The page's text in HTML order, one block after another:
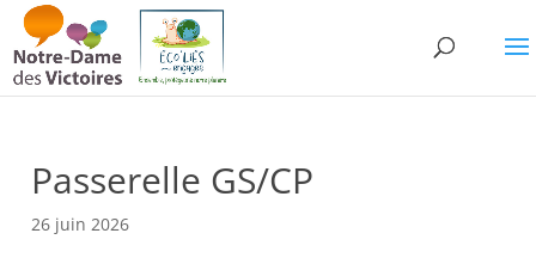
Passerelle GS/CP
26 juin 2026